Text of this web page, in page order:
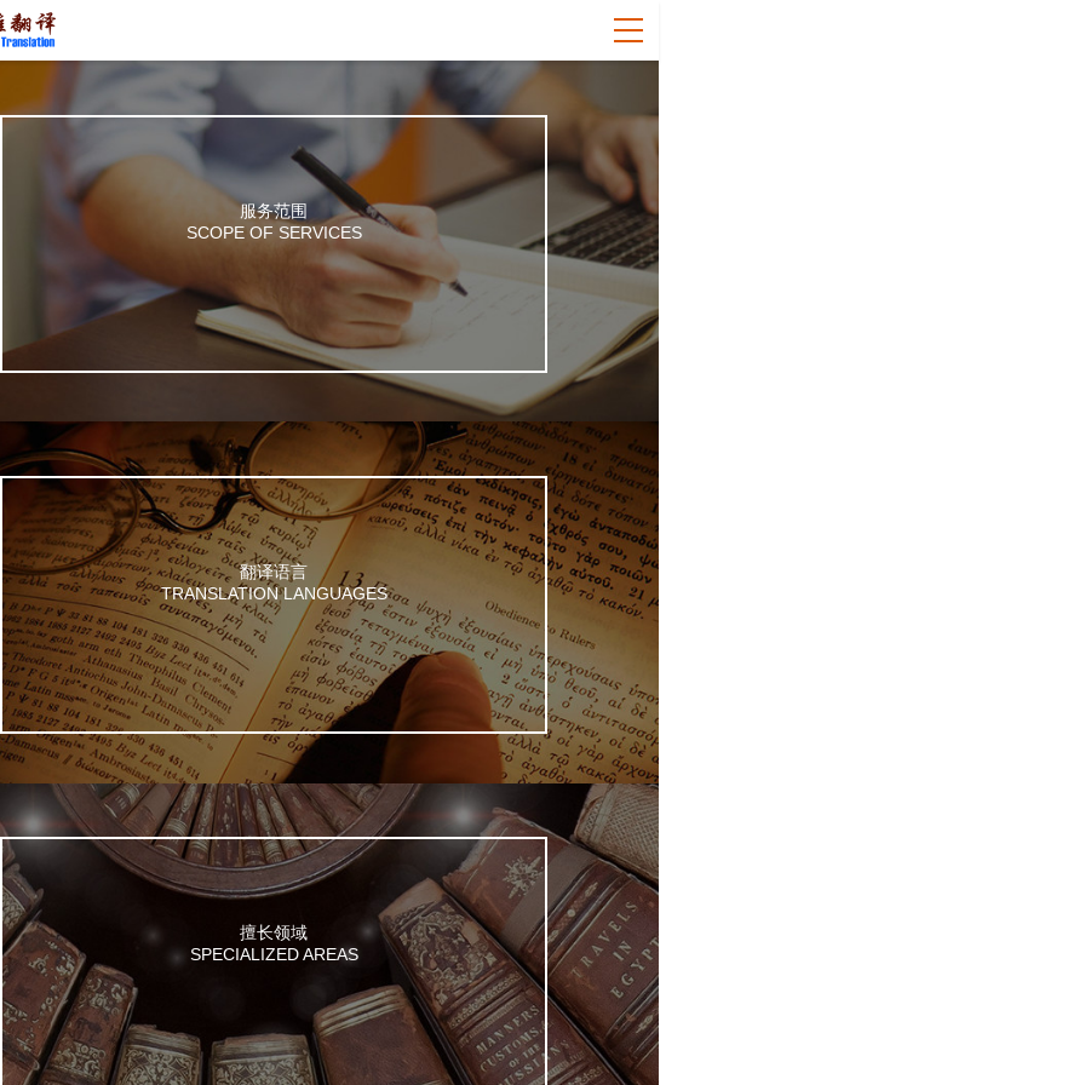
服务范围
SCOPE OF SERVICES
翻译语言
TRANSLATION LANGUAGES
擅长领域
SPECIALIZED AREAS